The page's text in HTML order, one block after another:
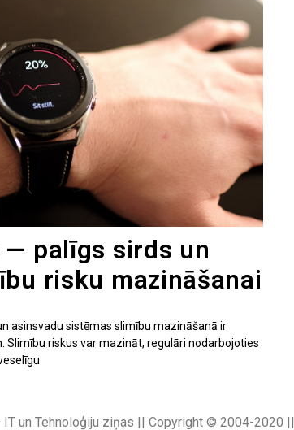
palīgs sirds un
risku mazināšanai
asinsvadu sistēmas slimību mazināšanā ir
Slimību riskus var mazināt, regulāri nodarbojoties
IT un Tehnoloģiju ziņas || Copyright © 2004-2020